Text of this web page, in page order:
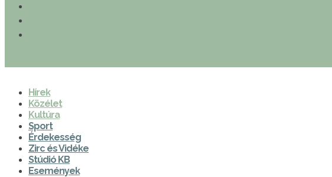
Hírek
Közélet
Kultúra
Sport
Érdekesség
Zirc és Vidéke
Stúdió KB
Események